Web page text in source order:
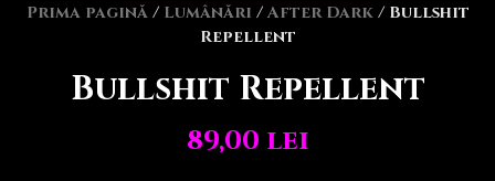
Prima pagină/ Lumânări /After Dark/ Bullshit
Repellent
Bullshit Repellent
89,00 lei